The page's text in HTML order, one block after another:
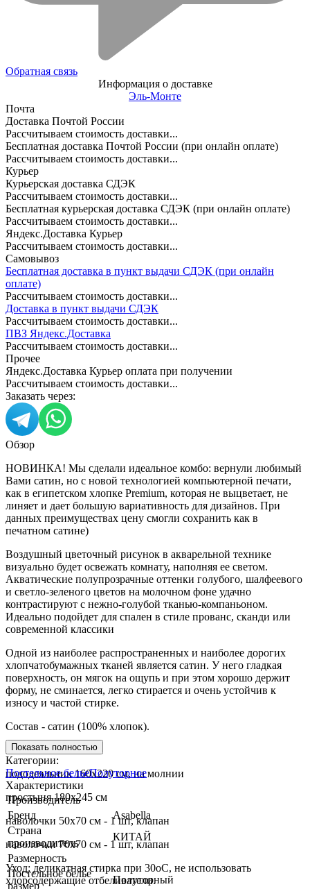
Обратная связь
Информация о доставке
Эль-Монте
Почта
Доставка Почтой России
Рассчитываем стоимость доставки...
Бесплатная доставка Почтой России (при онлайн оплате)
Рассчитываем стоимость доставки...
Курьер
Курьерская доставка СДЭК
Рассчитываем стоимость доставки...
Бесплатная курьерская доставка СДЭК (при онлайн оплате)
Рассчитываем стоимость доставки...
Яндекс.Доставка Курьер
Рассчитываем стоимость доставки...
Самовывоз
Бесплатная доставка в пункт выдачи СДЭК (при онлайн
оплате)
Рассчитываем стоимость доставки...
Доставка в пункт выдачи СДЭК
Рассчитываем стоимость доставки...
ПВЗ Яндекс.Доставка
Рассчитываем стоимость доставки...
Прочее
Яндекс.Доставка Курьер оплата при получении
Рассчитываем стоимость доставки...
Заказать через:
Обзор
НОВИНКА! Мы сделали идеальное комбо: вернули любимый
Вами сатин, но с новой технологией компьютерной печати,
как в египетском хлопке Premium, которая не выцветает, не
линяет и дает большую вариативность для дизайнов. При
данных преимуществах цену смогли сохранить как в
печатном сатине)
Воздушный цветочный рисунок в акварельной технике
визуально будет освежать комнату, наполняя ее светом.
Акватические полупрозрачные оттенки голубого, шалфеевого
и светло-зеленого цветов на молочном фоне удачно
контрастируют с нежно-голубой тканью-компаньоном.
Идеально подойдет для спален в стиле прованс, сканди или
современной классики
Одной из наиболее распространенных и наиболее дорогих
хлопчатобумажных тканей является сатин. У него гладкая
поверхность, он мягок на ощупь и при этом хорошо держит
форму, не сминается, легко стирается и очень устойчив к
износу и частой стирке.
Состав - сатин (100% хлопок).
В комплекте:
пододеяльник 160х220 см, на молнии
простыня 180х245 см
наволочки 50х70 см - 1 шт, клапан
наволочки 70х70 см - 1 шт, клапан
Уход: деликатная стирка при 30оС, не использовать
хлорсодержащие отбеливатели.
Показать полностью
Категории:
Постельное бельеПолуторное
Характеристики
Производитель
Бренд
Asabella
Страна
производитель
КИТАЙ
Размерность
Постельное белье
размер
Полуторный